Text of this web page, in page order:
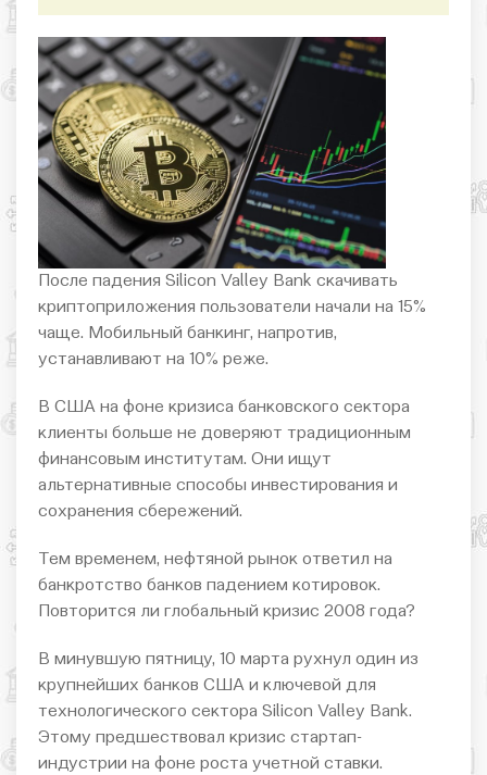
После падения Silicon Valley Bank скачивать
криптоприложения пользователи начали на 15%
чаще. Мобильный банкинг, напротив,
устанавливают на 10% реже.
В США на фоне кризиса банковского сектора
клиенты больше не доверяют традиционным
финансовым институтам. Они ищут
альтернативные способы инвестирования и
сохранения сбережений.
Тем временем, нефтяной рынок ответил на
банкротство банков падением котировок.
Повторится ли глобальный кризис 2008 года?
В минувшую пятницу, 10 марта рухнул один из
крупнейших банков США и ключевой для
технологического сектора Silicon Valley Bank.
Этому предшествовал кризис стартап-
индустрии на фоне роста учетной ставки.